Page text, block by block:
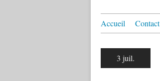
Accueil Contact
3 juil.